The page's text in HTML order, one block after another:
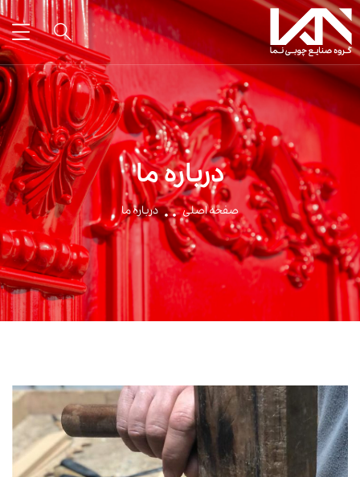
درباره ما
صفحه اصلی درباره ما